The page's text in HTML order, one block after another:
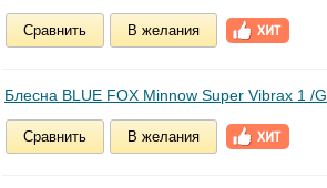
Сравнить В желания
Блесна BLUE FOX Minnow Super Vibrax 1 /G
Сравнить В желания